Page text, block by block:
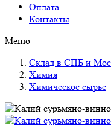
Оплата
Контакты
Меню
Склад в СПБ и
Химия
Химическое сырье